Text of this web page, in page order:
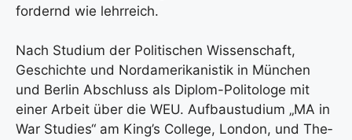
for­dernd wie lehr­reich.
Nach Stu­di­um der Poli­ti­schen Wis­sen­schaft,
Geschich­te und Nord­ame­ri­ka­nis­tik in Mün­chen
und Ber­lin Abschluss als Diplom-Poli­to­lo­ge mit
einer Arbeit über die WEU. Auf­bau­stu­di­um „MA in
War Stu­dies“ am King’s Col­lege, Lon­don, und The­